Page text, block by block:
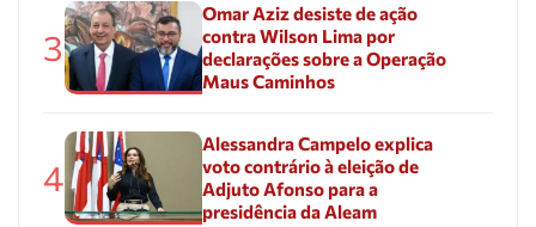
3
Omar Aziz desiste de ação
contra Wilson Lima por
declarações sobre a Operação
Maus Caminhos
4
Alessandra Campelo explica
voto contrário à eleição de
Adjuto Afonso para a
presidência da Aleam